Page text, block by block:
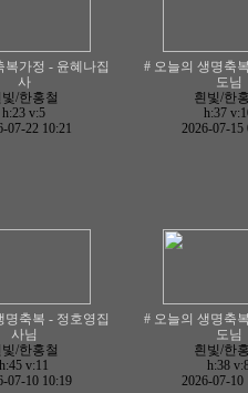
복가정 - 윤혜나집
사
빛/한홍철
h:23 v:5
07-22 10:21
# 오늘의 생명축
도님
흰빛/한
h:37
2026-07-15
명축복 - 정호영집
사님
빛/한홍철
h:45 v:11
07-10 10:19
# 오늘의 생명축
도님
흰빛/한
h:38
2026-07-10